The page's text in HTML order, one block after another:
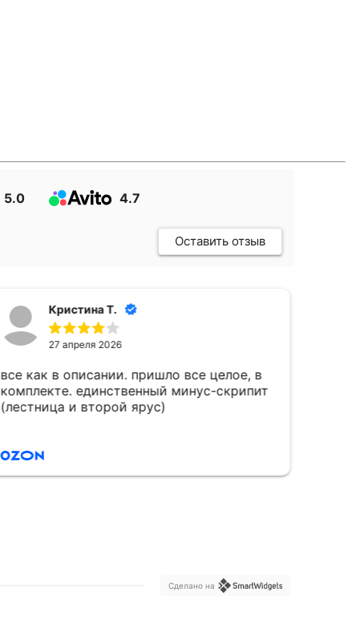
5.0 4.7
Оставить отзыв
Кристина Т.
27 апреля 2026
все как в описании. пришло все целое, в
комплекте. единственный минус-скрипит
(лестница и второй ярус)
Сделано на